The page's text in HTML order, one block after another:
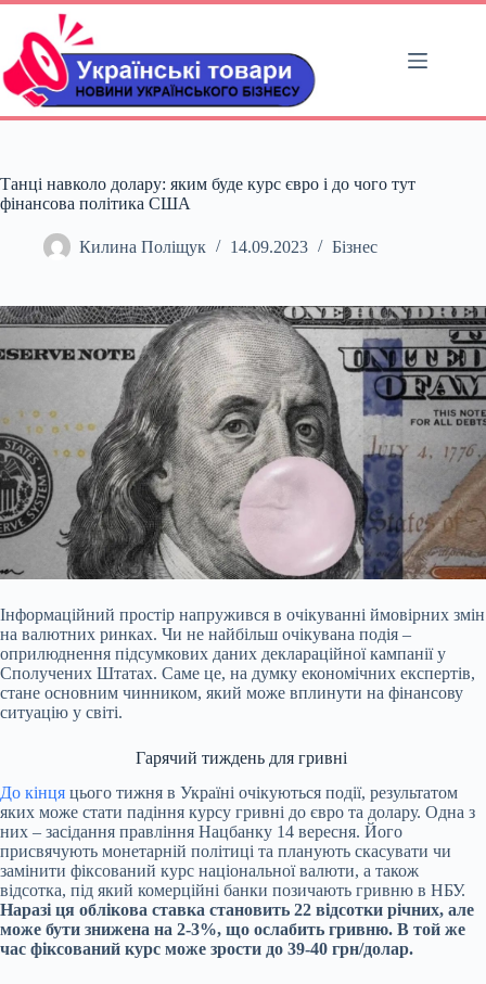
Перейти
вмісту
Танці навколо долару: яким буде курс євро і до чого тут
фінансова політика США
Килина Поліщук 14.09.2023 Бізнес
Інформаційний простір напружився в очікуванні ймовірних змін
на валютних ринках. Чи не найбільш очікувана подія –
оприлюднення підсумкових даних деклараційної кампанії у
Сполучених Штатах. Саме це, на думку економічних експертів,
стане основним чинником, який може вплинути на фінансову
ситуацію у світі.
Гарячий тиждень для гривні
До кінця цього тижня в Україні очікуються події, результатом
яких може стати падіння курсу гривні до євро та долару. Одна з
них – засідання правління Нацбанку 14 вересня. Його
присвячують монетарній політиці та планують скасувати чи
замінити фіксований курс національної валюти, а також
відсотка, під який комерційні банки позичають гривню в НБУ.
Наразі ця облікова ставка становить 22 відсотки річних, але
може бути знижена на 2-3%, що ослабить гривню. В той же
час фіксований курс може зрости до 39-40 грн/долар.